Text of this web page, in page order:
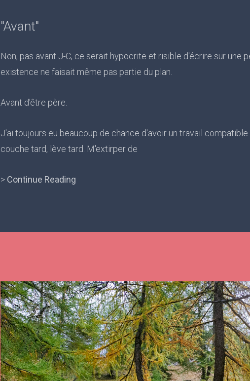
"Avant"
Non, pas avant J-C, ce serait hypocrite et risible d'écrire sur une
existence ne faisait même pas partie du plan.
Avant d'être père.
J'ai toujours eu beaucoup de chance d'avoir un travail
couche tard, lève tard. M'extirper de
> Continue Reading